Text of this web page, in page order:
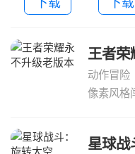
本
王者荣
动作冒险
像素风格
星球战